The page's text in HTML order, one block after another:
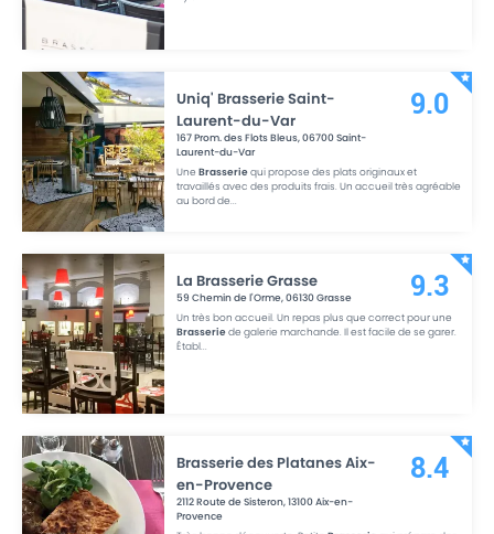
Uniq' Brasserie Saint-
Laurent-du-Var
167 Prom. des Flots Bleus,06700Saint-
Laurent-du-Var
UneBrasseriequi propose des plats originaux et
travaillés avec des produits frais. Un accueil très agréable
au bord de...
9.0
La Brasserie Grasse
59 Chemin de l'Orme,06130Grasse
Un très bon accueil. Un repas plus que correct pour une
Brasseriede galerie marchande. Il est facile de se garer.
Établ...
9.3
Brasserie des Platanes Aix-
en-Provence
2112 Route de Sisteron,13100Aix-en-
Provence
8.4